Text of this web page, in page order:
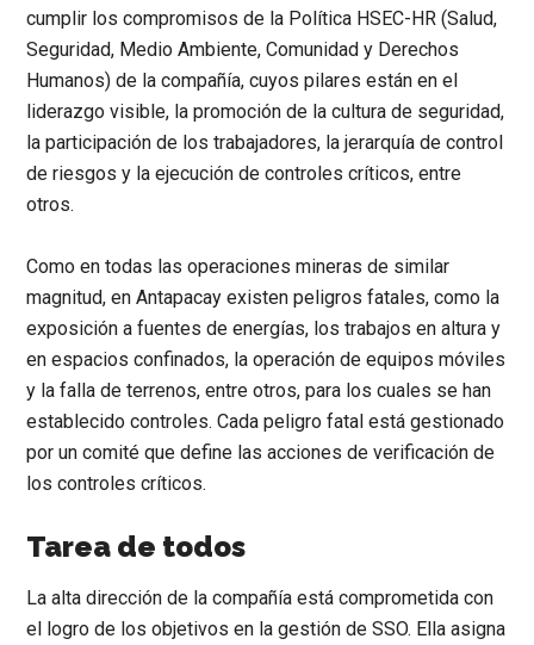
cumplir los compromisos de la Política HSEC-HR (Salud,
Seguridad, Medio Ambiente, Comunidad y Derechos
Humanos) de la compañía, cuyos pilares están en el
liderazgo visible, la promoción de la cultura de seguridad,
la participación de los trabajadores, la jerarquía de control
de riesgos y la ejecución de controles críticos, entre
otros.
Como en todas las operaciones mineras de similar
magnitud, en Antapacay existen peligros fatales, como la
exposición a fuentes de energías, los trabajos en altura y
en espacios confinados, la operación de equipos móviles
y la falla de terrenos, entre otros, para los cuales se han
establecido controles. Cada peligro fatal está gestionado
por un comité que define las acciones de verificación de
los controles críticos.
Tarea de todos
La alta dirección de la compañía está comprometida con
el logro de los objetivos en la gestión de SSO. Ella asigna